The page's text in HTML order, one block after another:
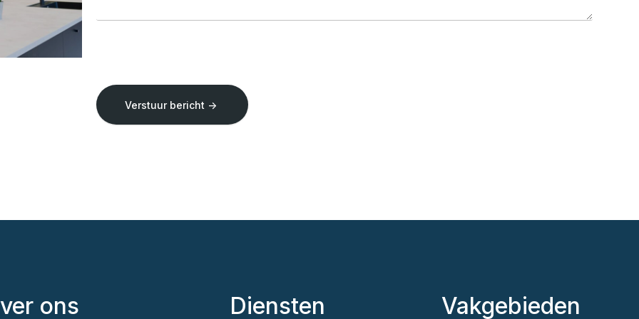
Verstuur bericht ->
ons Diensten Vakgebieden